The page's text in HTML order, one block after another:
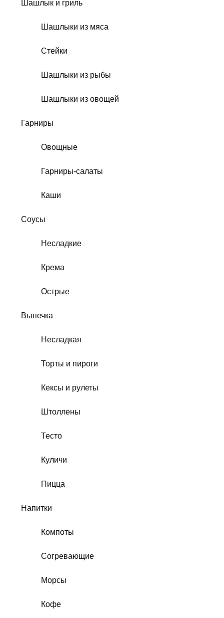
Шашлык и гриль
Шашлыки из мяса
Стейки
Шашлыки из рыбы
Шашлыки из овощей
Гарниры
Овощные
Гарниры-салаты
Каши
Соусы
Несладкие
Крема
Острые
Выпечка
Несладкая
Торты и пироги
Кексы и рулеты
Штоллены
Тесто
Куличи
Пицца
Напитки
Компоты
Согревающие
Морсы
Кофе